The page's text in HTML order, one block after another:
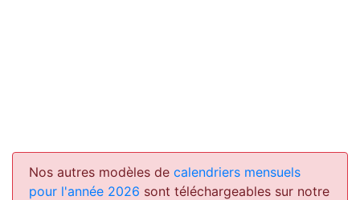
Nos autres modèles de calendriers mensuels
pour l'année 2026 sont téléchargeables sur notre